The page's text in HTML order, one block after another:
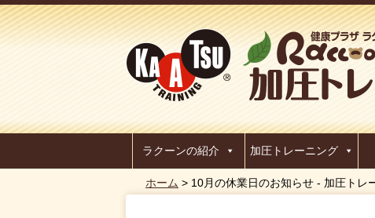
ラクーンの紹介 加圧トレーニング
ホーム > 10月の休業日のお知らせ - 加圧トレ